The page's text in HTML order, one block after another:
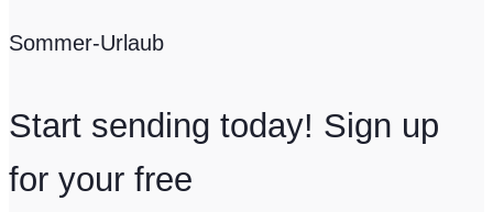
Sommer-Urlaub
Start sending today! Sign up
for your free